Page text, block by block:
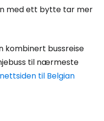
med ett bytte tar mer
kombinert bussreise
til nærmeste
nettsiden til Belgian